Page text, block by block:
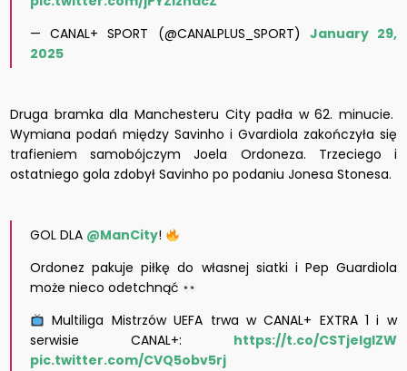
— CANAL+ SPORT (@CANALPLUS_SPORT) January 29,
2025
Druga bramka dla Manchesteru City padła w 62. minucie.
Wymiana podań między Savinho i Gvardiola zakończyła się
trafieniem samobójczym Joela Ordoneza. Trzeciego i
ostatniego gola zdobył Savinho po podaniu Jonesa Stonesa.
GOL DLA @ManCity!
Ordonez pakuje piłkę do własnej siatki i Pep Guardiola
może nieco odetchnąć
Multiliga Mistrzów UEFA trwa w CANAL+ EXTRA 1 i w
serwisie CANAL+: https://t.co/CSTjelglZW
pic.twitter.com/CVQ5obv5rj